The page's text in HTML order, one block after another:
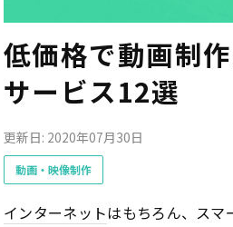
低価格で動画制
サービス12選
更新日: 2020年07月30日
動画・映像制作
インターネットはもちろん、スマ